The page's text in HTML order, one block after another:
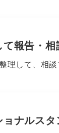
報告・相
理して、相
ナルスタ